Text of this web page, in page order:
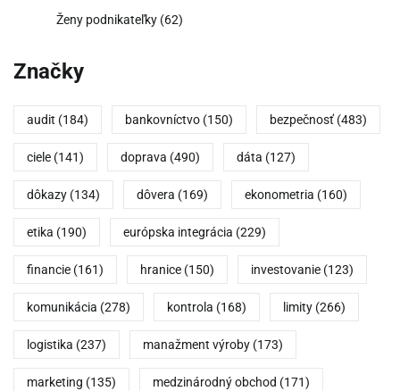
Ženy podnikateľky (62)
Značky
audit (184) bankovníctvo (150) bezpečnosť (483)
ciele (141) doprava (490) dáta (127)
dôkazy (134) dôvera (169) ekonometria (160)
etika (190) európska integrácia (229)
financie (161) hranice (150) investovanie (123)
komunikácia (278) kontrola (168) limity (266)
logistika (237) manažment výroby (173)
marketing (135) medzinárodný obchod (171)